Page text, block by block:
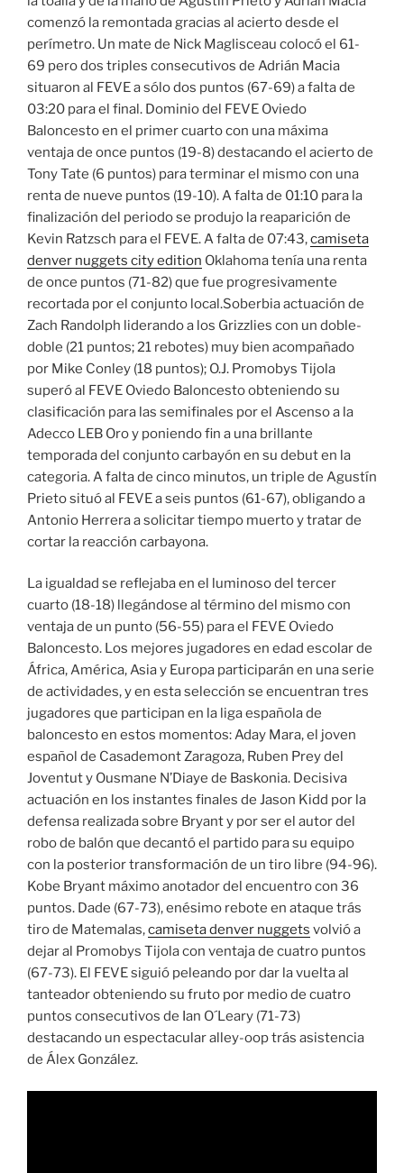
comenzó la remontada gracias al acierto desde el
perímetro. Un mate de Nick Maglisceau colocó el 61-
69 pero dos triples consecutivos de Adrián Macia
situaron al FEVE a sólo dos puntos (67-69) a falta de
03:20 para el final. Dominio del FEVE Oviedo
Baloncesto en el primer cuarto con una máxima
ventaja de once puntos (19-8) destacando el acierto de
Tony Tate (6 puntos) para terminar el mismo con una
renta de nueve puntos (19-10). A falta de 01:10 para la
finalización del periodo se produjo la reaparición de
Kevin Ratzsch para el FEVE. A falta de 07:43,camiseta
denver nuggets city edition Oklahoma tenía una renta
de once puntos (71-82) que fue progresivamente
recortada por el conjunto local.Soberbia actuación de
Zach Randolph liderando a los Grizzlies con un doble-
doble (21 puntos; 21 rebotes) muy bien acompañado
por Mike Conley (18 puntos); O.J. Promobys Tijola
superó al FEVE Oviedo Baloncesto obteniendo su
clasificación para las semifinales por el Ascenso a la
Adecco LEB Oro y poniendo fin a una brillante
temporada del conjunto carbayón en su debut en la
categoria. A falta de cinco minutos, un triple de Agustín
Prieto situó al FEVE a seis puntos (61-67), obligando a
Antonio Herrera a solicitar tiempo muerto y tratar de
cortar la reacción carbayona.
La igualdad se reflejaba en el luminoso del tercer
cuarto (18-18) llegándose al término del mismo con
ventaja de un punto (56-55) para el FEVE Oviedo
Baloncesto. Los mejores jugadores en edad escolar de
África, América, Asia y Europa participarán en una serie
de actividades, y en esta selección se encuentran tres
jugadores que participan en la liga española de
baloncesto en estos momentos: Aday Mara, el joven
español de Casademont Zaragoza, Ruben Prey del
Joventut y Ousmane N’Diaye de Baskonia. Decisiva
actuación en los instantes finales de Jason Kidd por la
defensa realizada sobre Bryant y por ser el autor del
robo de balón que decantó el partido para su equipo
con la posterior transformación de un tiro libre (94-96).
Kobe Bryant máximo anotador del encuentro con 36
puntos. Dade (67-73), enésimo rebote en ataque trás
tiro de Matemalas,camiseta denver nuggets volvió a
dejar al Promobys Tijola con ventaja de cuatro puntos
(67-73). El FEVE siguió peleando por dar la vuelta al
tanteador obteniendo su fruto por medio de cuatro
puntos consecutivos de Ian O´Leary (71-73)
destacando un espectacular alley-oop trás asistencia
de Álex González.